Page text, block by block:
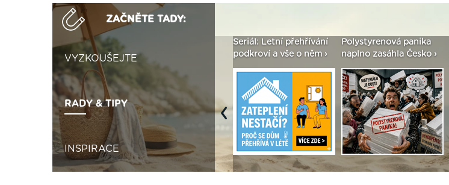
ZAČNĚTE TADY:
VYZKOUŠEJTE
RADY & TIPY
INSPIRACE
Vytvořte si vizualizaci
seženeme! ›
Seriál: Letní přehřívání
podkroví a vše o něm ›
Polystyrenová panika
naplno zasáhla Česko ›
Previous